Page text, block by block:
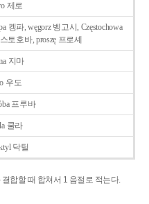
제로
켕파, węgorz 벵고시, Częstochowa
토호바, proszę 프로셰
지마
우도
프루바
쿨라
닥틸
합할 때 합쳐서 1 음절로 적는다.